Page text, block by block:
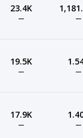
23.4K
— —
19.5K
— —
17.9K
— —